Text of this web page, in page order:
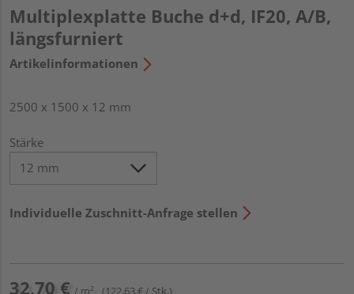
Multiplexplatte Buche d+d, IF20, A/B,
längsfurniert
Artikelinformationen
2500 x 1500 x 12 mm
Stärke
Individuelle Zuschnitt-Anfrage stellen
32,70 € / m² (122,63 € / Stk.)